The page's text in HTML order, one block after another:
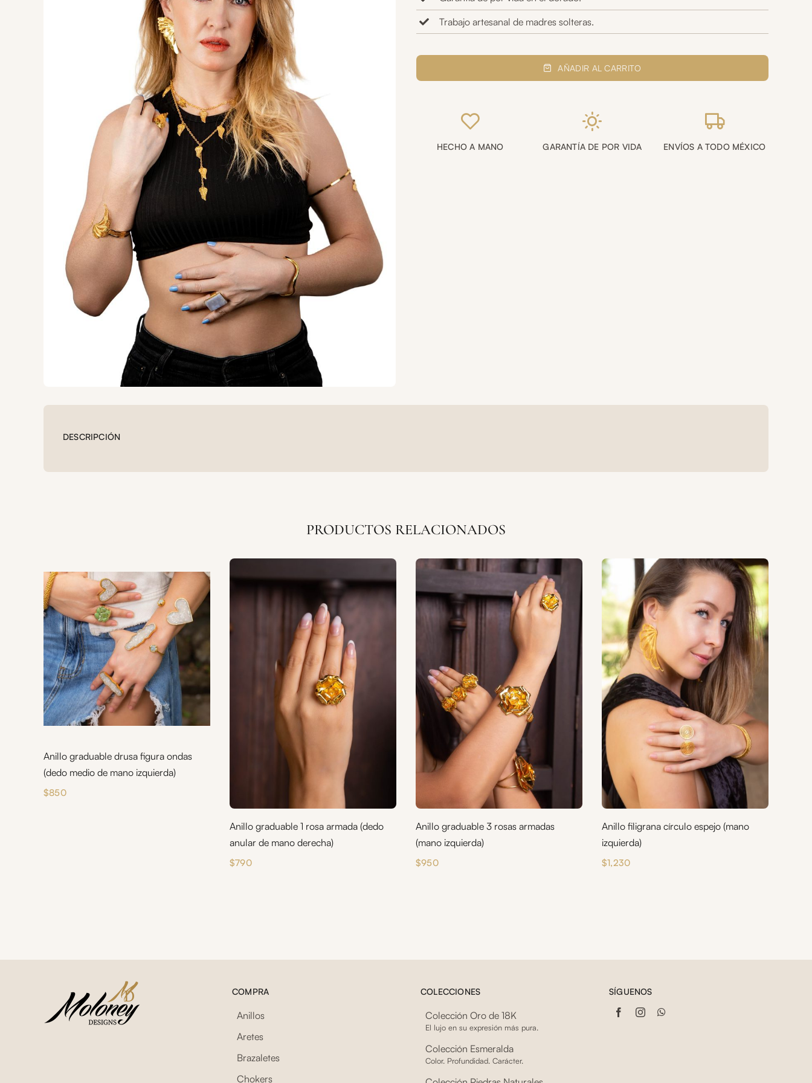
Trabajo artesanal de madres solteras.
AÑADIR AL CARRITO
HECHO A MANO GARANTÍA DE POR VIDA ENVÍOS A TODO MÉXICO
DESCRIPCIÓN
PRODUCTOS RELACIONADOS
Anillo graduable drusa figura ondas
(dedo medio de mano izquierda)
$850
Anillo graduable 1 rosa armada (dedo
anular de mano derecha)
$790
Anillo graduable 3 rosas armadas
(mano izquierda)
$950
Anillo filigrana círculo espejo (mano
izquierda)
$1,230
COMPRA
Anillos
Aretes
Brazaletes
Chokers
COLECCIONES
Colección Oro de 18K
El lujo en su expresión más pura.
Colección Esmeralda
Color. Profundidad. Carácter.
SÍGUENOS